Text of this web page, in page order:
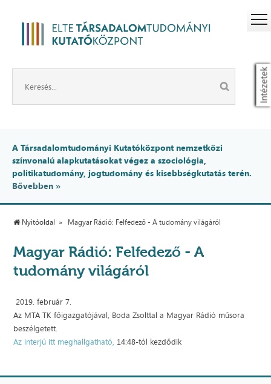
Intézetek
A Társadalomtudományi Kutatóközpont nemzetközi
színvonalú alapkutatásokat végez a szociológia,
politikatudomány, jogtudomány és kisebbségkutatás terén.
Bővebben »
Nyitóoldal Magyar Rádió: Felfedező - A tudomány világáról
Magyar Rádió: Felfedező - A
tudomány világáról
2019. február 7.
Az MTA TK főigazgatójával, Boda Zsolttal a Magyar Rádió műsora
beszélgetett.
Az interjú itt meghallgatható, 14:48-tól kezdődik